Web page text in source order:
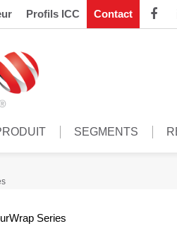
Profils ICC Contact
SEGMENTS
Series